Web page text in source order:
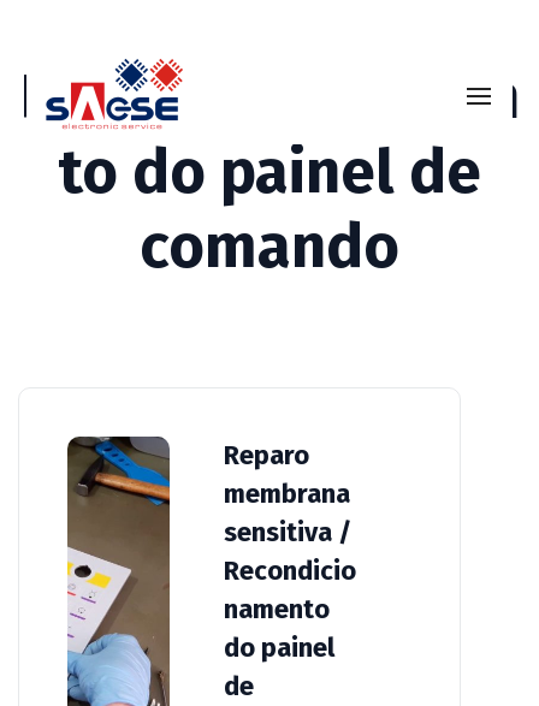
Recondicionamen
to do painel de
comando
Reparo
membrana
sensitiva /
Recondicio
namento
do painel
de